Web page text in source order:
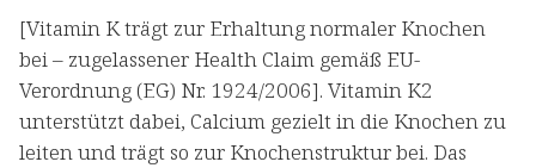
[Vitamin K trägt zur Erhaltung normaler Knochen
bei – zugelassener Health Claim gemäß EU-
Verordnung (EG) Nr. 1924/2006]. Vitamin K2
unterstützt dabei, Calcium gezielt in die Knochen zu
leiten und trägt so zur Knochenstruktur bei. Das